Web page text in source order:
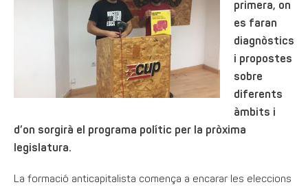
primera, on
es faran
diagnòstics
i propostes
sobre
diferents
àmbits i
d’on sorgirà el programa polític per la pròxima
legislatura.
La formació anticapitalista comença a encarar les eleccions